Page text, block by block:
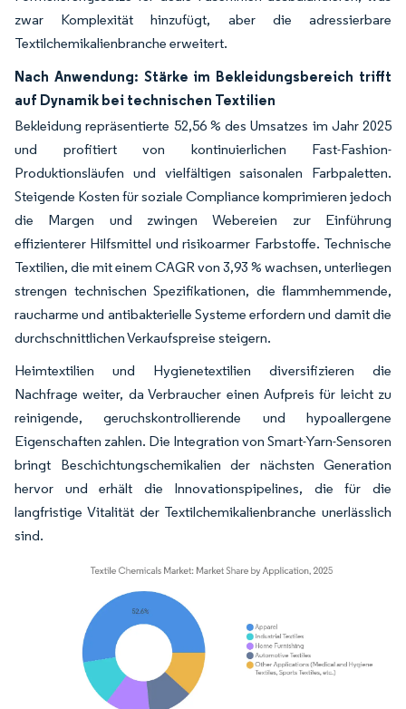
zwar Komplexität hinzufügt, aber die adressierbare
Textilchemikalienbranche erweitert.
Nach Anwendung: Stärke im Bekleidungsbereich trifft
auf Dynamik bei technischen Textilien
Bekleidung repräsentierte 52,56 % des Umsatzes im Jahr 2025
und profitiert von kontinuierlichen Fast-Fashion-
Produktionsläufen und vielfältigen saisonalen Farbpaletten.
Steigende Kosten für soziale Compliance komprimieren jedoch
die Margen und zwingen Webereien zur Einführung
effizienterer Hilfsmittel und risikoarmer Farbstoffe. Technische
Textilien, die mit einem CAGR von 3,93 % wachsen, unterliegen
strengen technischen Spezifikationen, die flammhemmende,
raucharme und antibakterielle Systeme erfordern und damit die
durchschnittlichen Verkaufspreise steigern.
Heimtextilien und Hygienetextilien diversifizieren die
Nachfrage weiter, da Verbraucher einen Aufpreis für leicht zu
reinigende, geruchskontrollierende und hypoallergene
Eigenschaften zahlen. Die Integration von Smart-Yarn-Sensoren
bringt Beschichtungschemikalien der nächsten Generation
hervor und erhält die Innovationspipelines, die für die
langfristige Vitalität der Textilchemikalienbranche unerlässlich
sind.